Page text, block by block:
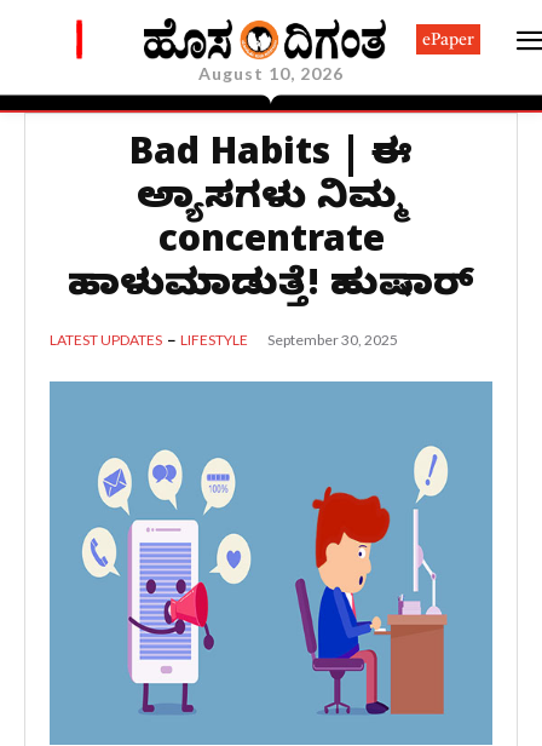
August 10, 2026
ePaper
Bad Habits | ಈ
ಅಭ್ಯಾಸಗಳು ನಿಮ್ಮ
concentrate
ಹಾಳುಮಾಡುತ್ತೆ! ಹುಷಾರ್
LATEST UPDATES LIFESTYLE September 30, 2025